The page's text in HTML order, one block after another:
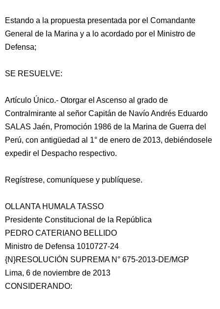
Estando a la propuesta presentada por el Comandante
General de la Marina y a lo acordado por el Ministro de
Defensa;
SE RESUELVE:
Artículo Único.- Otorgar el Ascenso al grado de
Contralmirante al señor Capitán de Navío Andrés Eduardo
SALAS Jaén, Promoción 1986 de la Marina de Guerra del
Perú, con antigüedad al 1° de enero de 2013, debiéndosele
expedir el Despacho respectivo.
Regístrese, comuníquese y publíquese.
OLLANTA HUMALA TASSO
Presidente Constitucional de la República
PEDRO CATERIANO BELLIDO
Ministro de Defensa 1010727-24
{N}RESOLUCIÓN SUPREMA N° 675-2013-DE/MGP
Lima, 6 de noviembre de 2013
CONSIDERANDO: